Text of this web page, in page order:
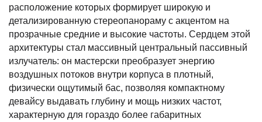
расположение которых формирует широкую и
детализированную стереопанораму с акцентом на
прозрачные средние и высокие частоты. Сердцем этой
архитектуры стал массивный центральный пассивный
излучатель: он мастерски преобразует энергию
воздушных потоков внутри корпуса в плотный,
физически ощутимый бас, позволяя компактному
девайсу выдавать глубину и мощь низких частот,
характерную для гораздо более габаритных